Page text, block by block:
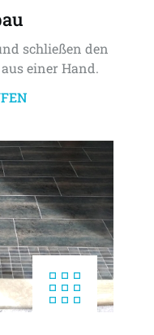
schließen den
einer Hand.